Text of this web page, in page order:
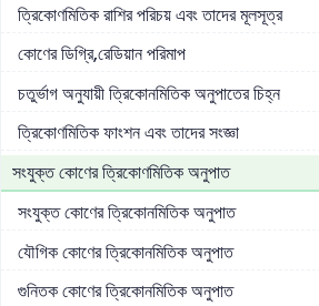
ত্রিকোণমিতিক রাশির পরিচয় এবং তাদের মূলসূত্র
কোণের ডিগ্রি,রেডিয়ান পরিমাপ
চতুর্ভাগ অনুযায়ী ত্রিকোনমিতিক অনুপাতের চিহ্ন
ত্রিকোণমিতিক ফাংশন এবং তাদের সংজ্ঞা
সংযুক্ত কোণের ত্রিকোণমিতিক অনুপাত
সংযুক্ত কোণের ত্রিকোনমিতিক অনুপাত
যৌগিক কোণের ত্রিকোনমিতিক অনুপাত
গুনিতক কোণের ত্রিকোনমিতিক অনুপাত